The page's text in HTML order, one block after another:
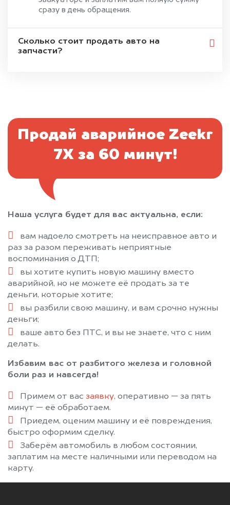
сразу в день обращения.
Сколько стоит продать авто на
запчасти?
Продай аварийное Zeekr
7X за 60 минут!
Наша услуга будет для вас актуальна, если:
вам надоело смотреть на неисправное авто и
раз за разом переживать неприятные
воспоминания о ДТП;
вы хотите купить новую машину вместо
аварийной, но не можете её продать за те
деньги, которые хотите;
вы разбили свою машину, и вам срочно нужны
деньги;
ваше авто без ПТС, и вы не знаете, что с ним
делать.
Избавим вас от разбитого железа и головной
боли раз и навсегда!
Примем от вас заявку, оперативно — за пять
минут — её обработаем.
Приедем, оценим машину и её повреждения,
быстро оформим сделку.
Заберём автомобиль в любом состоянии,
заплатим на месте наличными или переводом на
карту.